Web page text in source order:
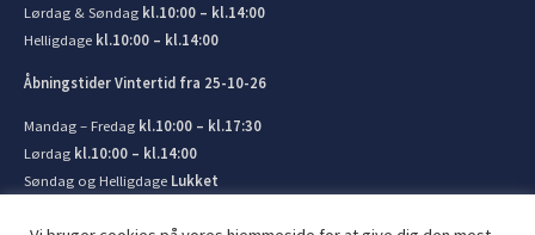
Lørdag & Søndag kl.10:00 – kl.14:00
Helligdage kl.10:00 – kl.14:00
Åbningstider Vintertid fra 25-10-26
Mandag – Fredag kl.10:00 – kl.17:30
Lørdag kl.10:00 – kl.14:00
Søndag og Helligdage Lukket